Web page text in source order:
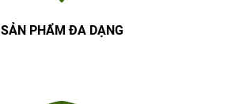
SẢN PHẨM ĐA DẠNG